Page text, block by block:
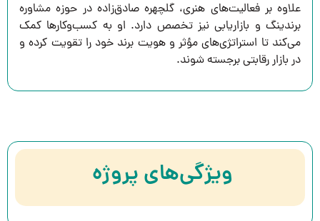
علاوه بر فعالیت‌های هنری، گلچهره صادق‌زاده در حوزه مشاوره
برندینگ و بازاریابی نیز تخصص دارد. او به کسب‌وکارها کمک
می‌کند تا استراتژی‌های مؤثر و هویت برند خود را تقویت کرده و
در بازار رقابتی برجسته شوند.
ویژگی‌‌های پروژه